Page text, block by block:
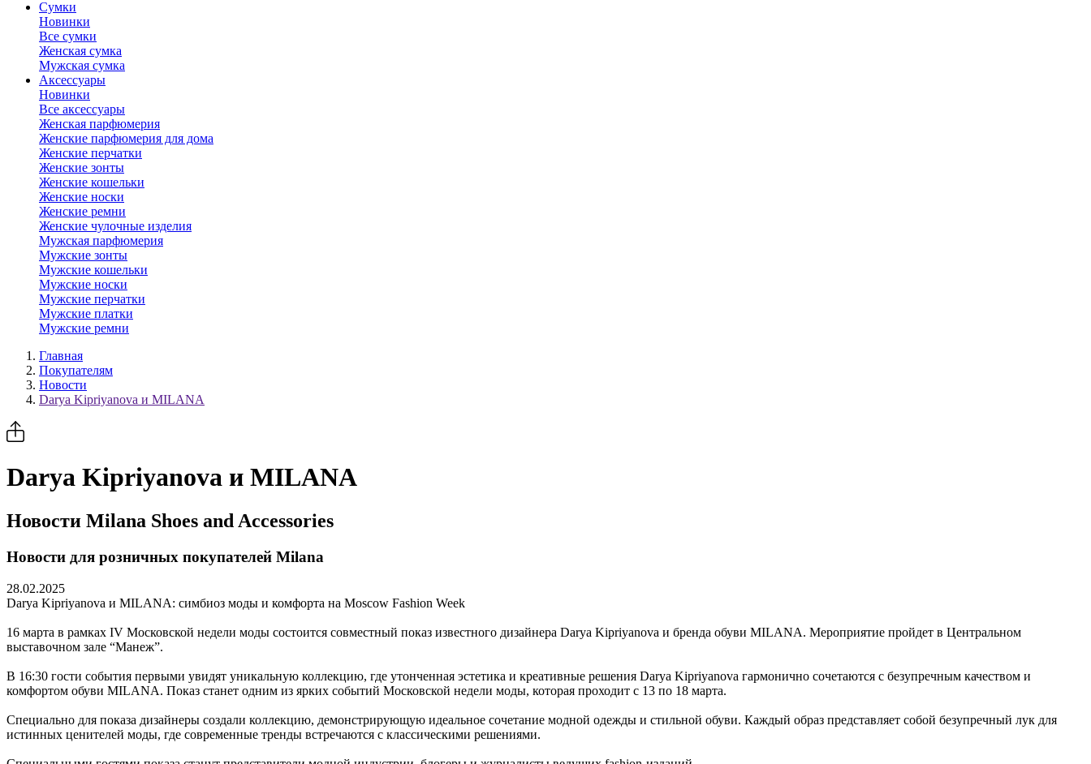
Сумки
Новинки
Все сумки
Женская сумка
Мужская сумка
Аксессуары
Новинки
Все аксессуары
Женская парфюмерия
Женские парфюмерия для дома
Женские перчатки
Женские зонты
Женские кошельки
Женские носки
Женские ремни
Женские чулочные изделия
Мужская парфюмерия
Мужские зонты
Мужские кошельки
Мужские носки
Мужские перчатки
Мужские платки
Мужские ремни
Главная
Покупателям
Новости
Darya Kipriyanova и MILANA
Darya Kipriyanova и MILANA
Новости Milana Shoes and Accessories
Новости для розничных покупателей Milana
28.02.2025
Darya Kipriyanova и MILANA: симбиоз моды и комфорта на Moscow Fashion Week
16 марта в рамках IV Московской недели моды состоится совместный показ известного дизайнера Darya Kipriyanova и бренда обуви MILANA. Мероприятие пройдет в Центральном
выставочном зале “Манеж”.
В 16:30 гости события первыми увидят уникальную коллекцию, где утонченная эстетика и креативные решения Darya Kipriyanova гармонично сочетаются с безупречным качеством и
комфортом обуви MILANA. Показ станет одним из ярких событий Московской недели моды, которая проходит с 13 по 18 марта.
Специально для показа дизайнеры создали коллекцию, демонстрирующую идеальное сочетание модной одежды и стильной обуви. Каждый образ представляет собой безупречный лук для
истинных ценителей моды, где современные тренды встречаются с классическими решениями.